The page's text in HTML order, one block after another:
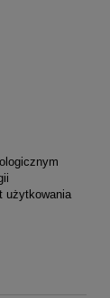
użytkowania